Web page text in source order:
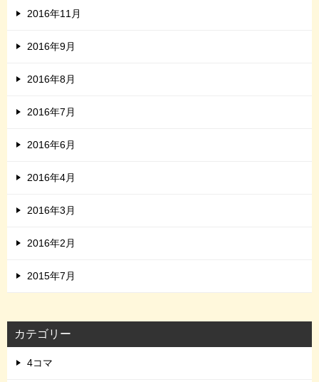
2016年11月
2016年9月
2016年8月
2016年7月
2016年6月
2016年4月
2016年3月
2016年2月
2015年7月
カテゴリー
4コマ